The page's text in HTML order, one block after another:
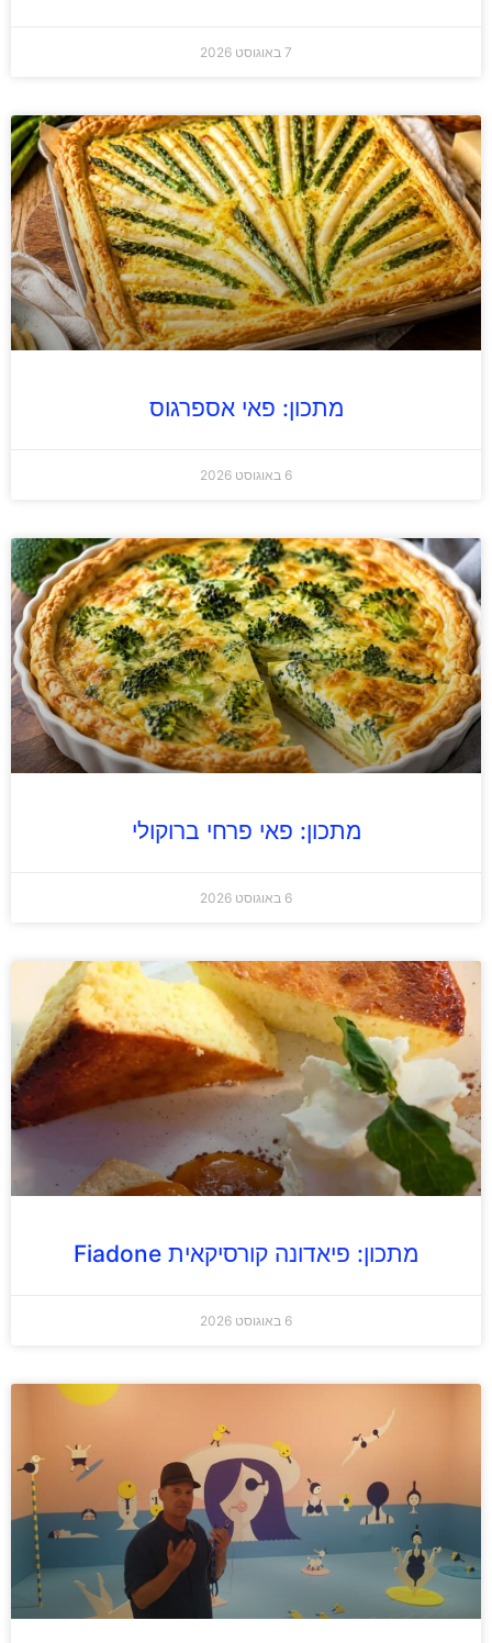
7 באוגוסט 2026
מתכון: פאי אספרגוס
6 באוגוסט 2026
מתכון: פאי פרחי ברוקולי
6 באוגוסט 2026
מתכון: פיאדונה קורסיקאית Fiadone
6 באוגוסט 2026